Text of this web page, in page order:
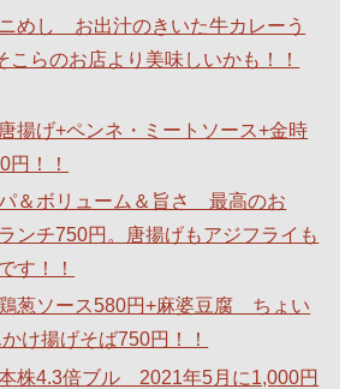
ニめし お出汁のきいた牛カレーう
こらのお店より美味しいかも！！
揚げ+ペンネ・ミートソース+金時
！！
パ＆ボリューム＆旨さ 最高のお
ンチ750円。唐揚げもアジフライも
す！！
鶏葱ソース580円+麻婆豆腐 ちょい
け揚げそば750円！！
本株4.3倍ブル 2021年5月に1,000円